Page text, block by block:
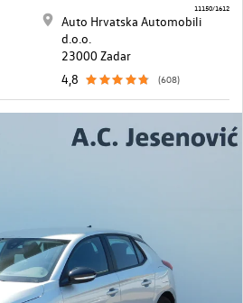
Auto Hrvatska Automobili
d.o.o.
23000 Zadar
4,8
(608)
11150/1612